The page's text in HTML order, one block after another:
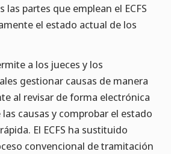
partes que emplean el ECFS
el estado actual de los
a los jueces y los
gestionar causas de manera
al revisar de forma electrónica
causas y comprobar el estado
El ECFS ha sustituido
convencional de tramitación